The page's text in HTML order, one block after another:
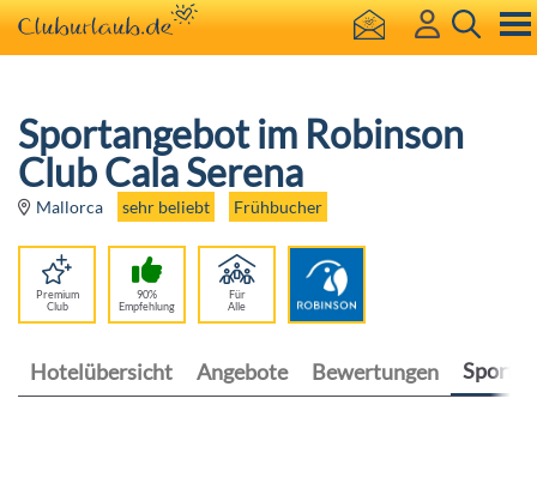
Sportangebot im Robinson
Club Cala Serena
Mallorca sehr beliebt Frühbucher
Premium
Club
90%
Empfehlung
Für
Alle
Hotelübersicht Angebote Bewertungen Sport